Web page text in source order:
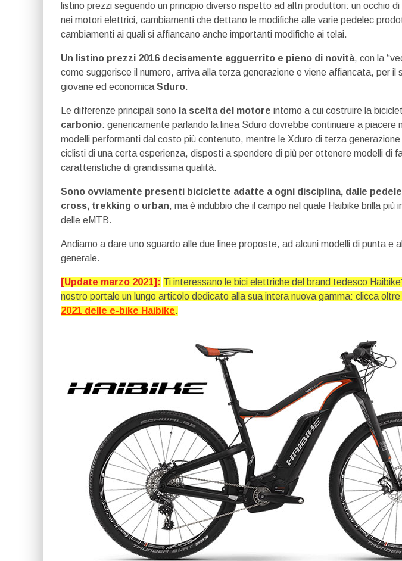
listino prezzi seguendo un principio diverso rispetto ad altri produttori: un occhio
nei motori elettrici, cambiamenti che dettano le modifiche alle varie pedelec
cambiamenti ai quali si affiancano anche importanti modifiche ai telai.
Un listino prezzi 2016 decisamente agguerrito e pieno di novità, con la
come suggerisce il numero, arriva alla terza generazione e viene affiancata, per il
giovane ed economica Sduro.
Le differenze principali sono la scelta del motore intorno a cui costruire la
carbonio: genericamente parlando la linea Sduro dovrebbe continuare a piacere
modelli performanti dal costo più contenuto, mentre le Xduro di terza
ciclisti di una certa esperienza, disposti a spendere di più per ottenere modelli di
caratteristiche di grandissima qualità.
Sono ovviamente presenti biciclette adatte a ogni disciplina, dalle
cross, trekking o urban, ma è indubbio che il campo nel quale Haibike brilla più
delle eMTB.
Andiamo a dare uno sguardo alle due linee proposte, ad alcuni modelli di punta e
generale.
[Update marzo 2021]: Ti interessano le bici elettriche del brand tedesco
nostro portale un lungo articolo dedicato alla sua intera nuova gamma: clicca oltre
2021 delle e-bike Haibike.